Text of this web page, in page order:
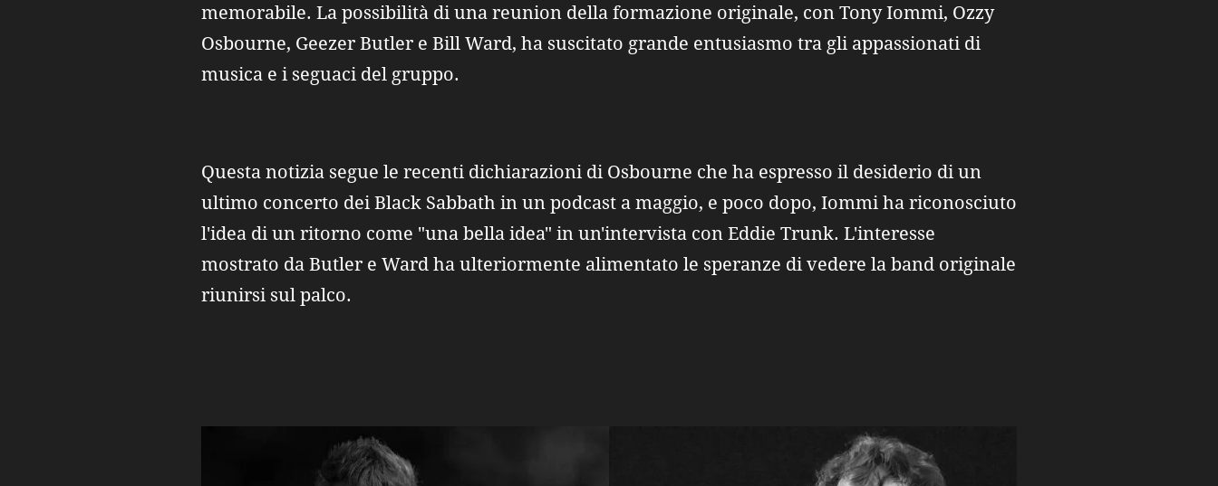
memorabile. La possibilità di una reunion della formazione originale, con Tony Iommi, Ozzy
Osbourne, Geezer Butler e Bill Ward, ha suscitato grande entusiasmo tra gli appassionati di
musica e i seguaci del gruppo.
Questa notizia segue le recenti dichiarazioni di Osbourne che ha espresso il desiderio di un
ultimo concerto dei Black Sabbath in un podcast a maggio, e poco dopo, Iommi ha riconosciuto
l'idea di un ritorno come "una bella idea" in un'intervista con Eddie Trunk. L'interesse
mostrato da Butler e Ward ha ulteriormente alimentato le speranze di vedere la band originale
riunirsi sul palco.